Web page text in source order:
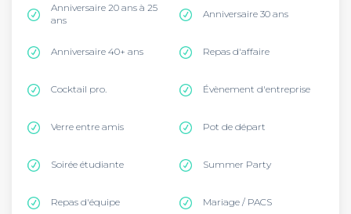
Anniversaire 20 ans à 25
ans
Anniversaire 30 ans
Anniversaire 40+ ans Repas d'affaire
Cocktail pro. Évènement d'entreprise
Verre entre amis Pot de départ
Soirée étudiante Summer Party
Repas d'équipe Mariage / PACS